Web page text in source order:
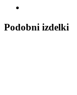
Podobni izdelki